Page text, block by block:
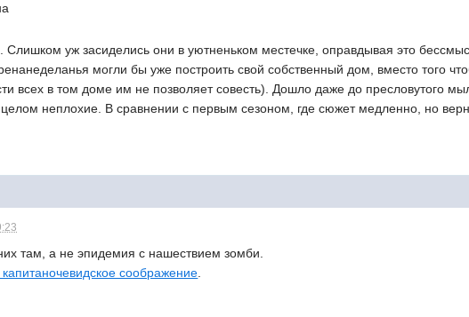
Слишком уж засиделись они в уютненьком местечке, оправдывая это
могли бы уже построить свой собственный дом, вместо того
всех в том доме им не позволяет совесть). Дошло даже до пресловутого
неплохие. В сравнении с первым сезоном, где сюжет медленно, но
там, а не эпидемия с нашествием зомби.
соображение